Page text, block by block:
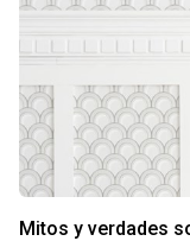
Mitos y verdades